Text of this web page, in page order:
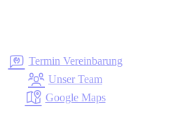
Termin Vereinbarung
Unser Team
Google Maps